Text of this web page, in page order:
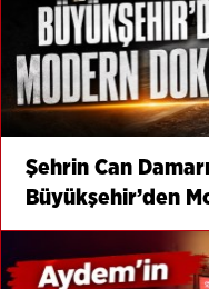
Şehrin Can
Büyükşehir’den